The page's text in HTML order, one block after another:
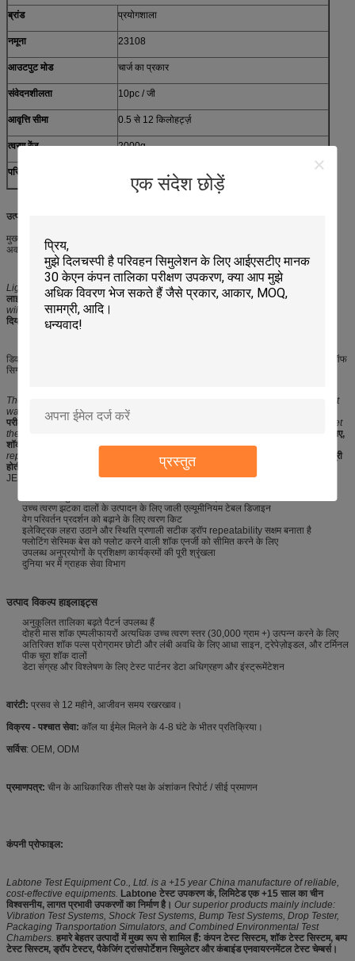
एक संदेश छोड़ें
प्रस्तुत
ब्रांड प्रयोगशाला
नमूना 23108
आउटपुट मोड चार्ज का प्रकार
संवेदनशीलता 10pc / जी
आवृत्ति सीमा 0.5 से 12 किलोहर्ट्ज़
त्वरण रेंज 2000g
परिचालन के लिए अच्छा वातावरण -40 से + 160 ℃
उत्पाद वर्णन:
मुख्य अनुप्रयोग: मोबाइल फोन, कंप्यूटर घटक, ऑप्टिकल घटक, कनेक्टर, आदि, सामग्री की सदमे
अवशोषक क्षमता का परीक्षण करने के लिए भी उपयोग किए जाते हैं
Light emitter and light receptor will detect presence of human in danger zone.
लाइट एमिटर और लाइट रिसेप्टर खतरे के क्षेत्र में मानव की उपस्थिति का पता लगाएंगे।
will be stopped to protect personal safety.
दिया जाएगा।
डिवाइस को क्षेत्र की सुरक्षा को सुरक्षित करने के लिए पर्याप्त दबाव का पता लगाने के माध्यम से ऑन / ऑफ
सिग्नल का उत्पादन करके खतरे के क्षेत्र में जमीनी सुरक्षा के लिए उपयोग किया जाता है।
The precise-type high-acceleration shock tester can provide all half-sine short
wave specification specified in JESD22-B110.
परीक्षक JESD22-B110 में निर्दिष्ट सभी अर्ध-लघु शॉर्ट वेव विनिर्देश प्रदान कर सकता है।
To meet
them, merely change different shock rubber-pad on shock seat.
उनसे मिलने के लिए,
शॉक सीट पर अलग-अलग शॉक रबर-पैड बदलें। The wave is complete with high
repeatability, able to provide user accurate test result.
लहर उच्च पुनरावृत्ति के साथ पूरी
होती है, उपयोगकर्ता सटीक परीक्षा परिणाम प्रदान करने में सक्षम है।
JESD22-B110 और IEC कल्पना जैसे विभिन्न परीक्षण चश्मे के अनुरूप।
उच्च त्वरण झटका दालों के उत्पादन के लिए जाली एल्यूमीनियम टेबल डिजाइन
वेग परिवर्तन प्रदर्शन को बढ़ाने के लिए त्वरण किट
इलेक्ट्रिक लहरा उठाने और स्थिति प्रणाली सटीक ड्रॉप repeatability सक्षम बनाता है
फ्लोटिंग सेस्मिक बेस को फ्लोट करने वाली शॉक एनर्जी को सीमित करने के लिए
उपलब्ध अनुप्रयोगों के प्रशिक्षण कार्यक्रमों की पूरी श्रृंखला
दुनिया भर में ग्राहक सेवा विभाग
उत्पाद विकल्प हाइलाइट्स
अनुकूलित तालिका बढ़ते पैटर्न उपलब्ध हैं
दोहरी मास शॉक एम्पलीफायरों अत्यधिक उच्च त्वरण स्तर (30,000 ग्राम +) उत्पन्न करने के लिए
अतिरिक्त शॉक पल्स प्रोग्रामर छोटी और लंबी अवधि के लिए आधा साइन, ट्रेपेज़ोइडल, और टर्मिनल
पीक चूरा शॉक दालों
डेटा संग्रह और विश्लेषण के लिए टेस्ट पार्टनर डेटा अधिग्रहण और इंस्ट्रूमेंटेशन
वारंटी: प्रसव से 12 महीने, आजीवन समय रखरखाव।
विक्रय - पश्चात सेवा: कॉल या ईमेल मिलने के 4-8 घंटे के भीतर प्रतिक्रिया।
सर्विस: OEM, ODM
प्रमाणपत्र: चीन के आधिकारिक तीसरे पक्ष के अंशांकन रिपोर्ट / सीई प्रमाणन
कंपनी प्रोफाइल:
Labtone Test Equipment Co., Ltd. is a +15 year China manufacture of reliable,
cost-effective equipments. Labtone टेस्ट उपकरण कं, लिमिटेड एक +15 साल का चीन
विश्वसनीय, लागत प्रभावी उपकरणों का निर्माण है। Our superior products mainly include:
Vibration Test Systems, Shock Test Systems, Bump Test Systems, Drop Tester,
Packaging Transportation Simulators, and Combined Environmental Test
Chambers. हमारे बेहतर उत्पादों में मुख्य रूप से शामिल हैं: कंपन टेस्ट सिस्टम, शॉक टेस्ट सिस्टम, बम्प
टेस्ट सिस्टम, ड्रॉप टेस्टर, पैकेजिंग ट्रांसपोर्टेशन सिमुलेटर और कंबाइंड एनवायरनमेंटल टेस्ट चेम्बर्स।